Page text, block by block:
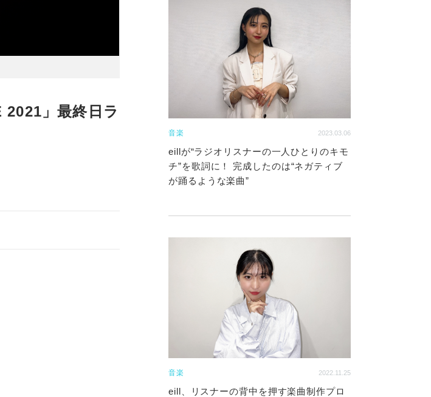
」最終日ラ
音楽 2023.03.06
eillが“ラジオリスナーの一人ひとりのキモ
チ”を歌詞に！ 完成したのは“ネガティブ
が踊るような楽曲”
音楽 2022.11.25
eill、リスナーの背中を押す楽曲制作プロ